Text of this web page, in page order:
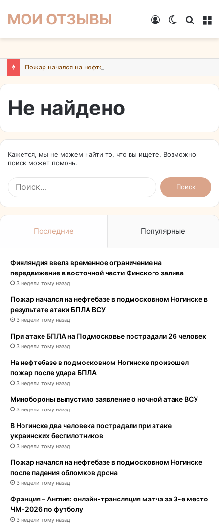
МОИ ОТЗЫВЫ
Switch
Войти
Не найдено
Кажется, мы не можем найти то, что вы ищете. Возможно,
поиск может помочь.
Найти:
Последние Популярные
Финляндия ввела временное ограничение на
передвижение в восточной части Финского залива
3 недели тому назад
Пожар начался на нефтебазе в подмосковном Ногинске в
результате атаки БПЛА ВСУ
3 недели тому назад
При атаке БПЛА на Подмосковье пострадали 26 человек
3 недели тому назад
На нефтебазе в подмосковном Ногинске произошел
пожар после удара БПЛА
3 недели тому назад
Минобороны выпустило заявление о ночной атаке ВСУ
3 недели тому назад
В Ногинске два человека пострадали при атаке
украинских беспилотников
3 недели тому назад
Пожар начался на нефтебазе в подмосковном Ногинске
после падения обломков дрона
3 недели тому назад
Франция – Англия: онлайн-трансляция матча за 3-е место
ЧМ-2026 по футболу
3 недели тому назад